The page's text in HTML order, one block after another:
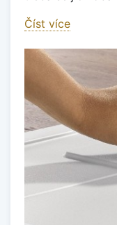
Číst více